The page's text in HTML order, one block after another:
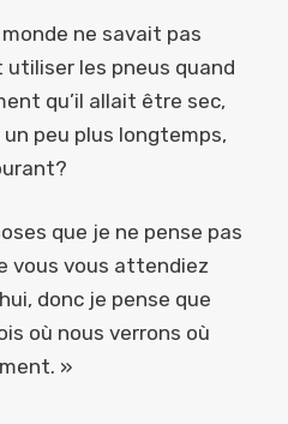
ne savait pas
les pneus quand
qu’il allait être sec,
peu plus longtemps,
que je ne pense pas
vous vous attendiez
donc je pense que
où nous verrons où
»